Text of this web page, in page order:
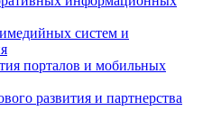
систем и
порталов и мобильных
развития и партнерства